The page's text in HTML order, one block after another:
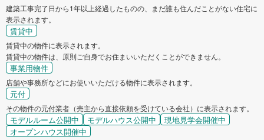
建築工事完了日から1年以上経過したものの、まだ誰も住んだことがない住宅に
表示されます。
賃貸中
賃貸中の物件に表示されます。
賃貸中の物件は、原則ご自身でお住まいいただくことができません。
事業用物件
店舗や事務所などにお使いいただける物件に表示されます。
元付
その物件の元付業者（売主から直接依頼を受けている会社）に表示されます。
モデルルーム公開中 モデルハウス公開中
現地見学会開催中
オープンハウス開催中